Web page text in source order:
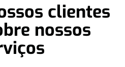
clientes
nossos